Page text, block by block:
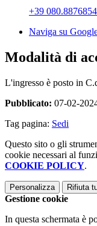
+39 080.8876854
Naviga su
Modalità di
L'ingresso è posto in
Pubblicato: 07-02-
Tag pagina: Sedi
Questo sito o gli
cookie necessari al
COOKIE POLICY.
Personalizza Rifiuta
Gestione cookie
In questa schermata è